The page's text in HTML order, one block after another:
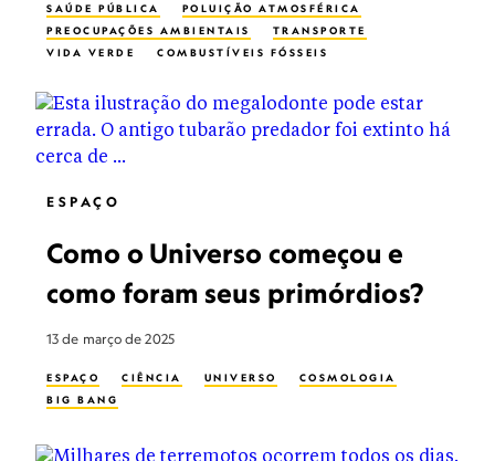
SAÚDE PÚBLICA
POLUIÇÃO ATMOSFÉRICA
PREOCUPAÇÕES AMBIENTAIS
TRANSPORTE
VIDA VERDE
COMBUSTÍVEIS FÓSSEIS
ESPAÇO
Como o Universo começou e
como foram seus primórdios?
13 de março de 2025
ESPAÇO CIÊNCIA UNIVERSO
COSMOLOGIA
BIG BANG